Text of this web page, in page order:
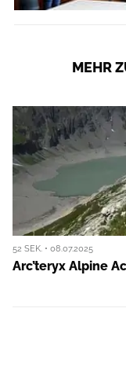
MEHR
52 SEK. • 08.07.2025
Arc’teryx Alpine